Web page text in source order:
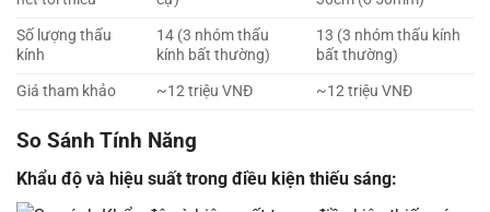
Số lượng thấu
kính
14 (3 nhóm thấu
kính bất thường)
13 (3 nhóm thấu kính
bất thường)
Giá tham khảo
~12 triệu VNĐ ~12 triệu VNĐ
So Sánh Tính Năng
Khẩu độ và hiệu suất trong điều kiện thiếu sáng: